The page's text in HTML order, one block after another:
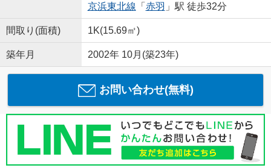
京浜東北線 「 赤羽 」駅 徒歩32分
間取り(面積) 1K(15.69㎡)
築年月 2002年 10月(築23年)
お問い合わせ(無料)